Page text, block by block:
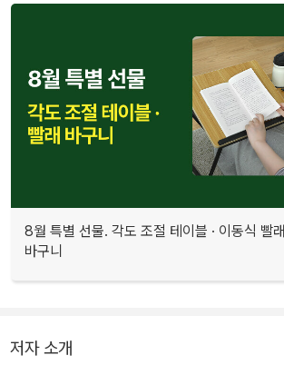
8월 특별 선물. 각도 조절 테이블 · 이동식 빨래
바구니
저자 소개